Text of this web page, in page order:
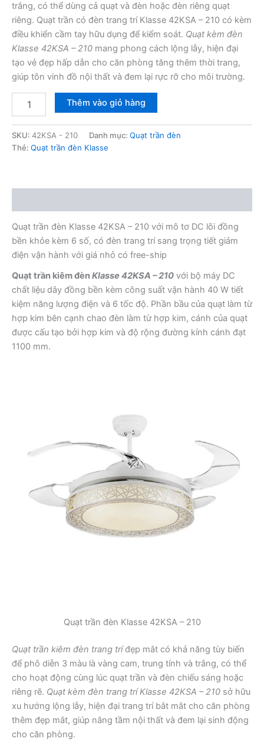
trắng, có thể dùng cả quạt và đèn hoặc đèn riêng quạt
riêng. Quạt trần có đèn trang trí Klasse 42KSA – 210 có kèm
điều khiển cầm tay hữu dụng để kiểm soát. Quạt kèm đèn
Klasse 42KSA – 210 mang phong cách lộng lẫy, hiện đại
tạo vẻ đẹp hấp dẫn cho căn phòng tăng thêm thời trang,
giúp tôn vinh đồ nội thất và đem lại rực rỡ cho môi trường.
Klasse
42KSA
Thêm vào giỏ hàng
SKU: 42KSA - 210 Danh mục: Quạt trần đèn
Thẻ: Quạt trần đèn Klasse
Quạt trần đèn Klasse 42KSA – 210 với mô tơ DC lõi đồng
bền khỏe kèm 6 số, có đèn trang trí sang trọng tiết giảm
điện vận hành với giá nhỏ có free-ship
Quạt trần kiêm đènKlasse 42KSA – 210 với bộ máy DC
chất liệu dây đồng bền kèm công suất vận hành 40 W tiết
kiệm năng lượng điện và 6 tốc độ. Phần bầu của quạt làm từ
hợp kim bên cạnh chao đèn làm từ hợp kim, cánh của quạt
được cấu tạo bởi hợp kim và độ rộng đường kính cánh đạt
1100 mm.
Quạt trần đèn Klasse 42KSA – 210
Quạt trần kiêm đèn trang tríđẹp mắt có khả năng tùy biến
để phô diễn 3 màu là vàng cam, trung tính và trắng, có thể
cho hoạt động cùng lúc quạt trần và đèn chiếu sáng hoặc
riêng rẽ. Quạt kèm đèn trang trí Klasse 42KSA – 210 sở hữu
xu hướng lộng lẫy, hiện đại trang trí bắt mắt cho căn phòng
thêm đẹp mắt, giúp nâng tầm nội thất và đem lại sinh động
cho căn phòng.